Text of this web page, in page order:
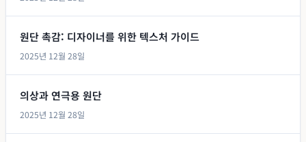
원단 촉감: 디자이너를 위한 텍스처 가이드
2025년 12월 28일
의상과 연극용 원단
2025년 12월 28일